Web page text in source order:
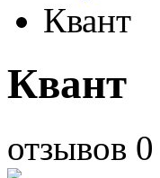
Квант
Квант
отзывов 0